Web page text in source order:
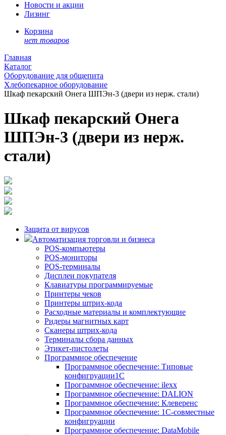
Новости и акции
Лизинг
Корзина
нет товаров
Главная
Каталог
Оборудование для общепита
Хлебопекарное оборудование
Шкаф пекарский Онега ШПЭн-3 (двери из нерж. стали)
Шкаф пекарский Онега
ШПЭн-3 (двери из нерж.
стали)
Защита от вирусов
Автоматизация торговли и бизнеса
POS-компьютеры
POS-мониторы
POS-терминалы
Дисплеи покупателя
Клавиатуры программируемые
Принтеры чеков
Принтеры штрих-кода
Расходные материалы и комплектующие
Ридеры магнитных карт
Сканеры штрих-кода
Терминалы сбора данных
Этикет-пистолеты
Программное обеспечение
Программное обеспечение: Типовые
конфигруации1С
Программное обеспечение: ilexx
Программное обеспечение: DALION
Программное обеспечение: Клеверенс
Программное обеспечение: 1С-совместные
конфигруации
Программное обеспечение: DataMobile